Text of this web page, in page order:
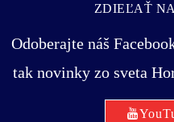
ZDIEĽAŤ
Odoberajte náš
tak novinky zo sveta